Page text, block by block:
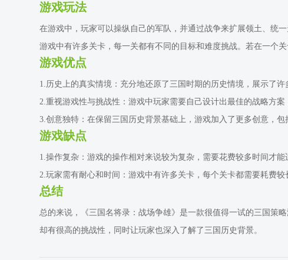
游戏玩法
在游戏中，玩家可以操纵自己的军队，并通过战争来扩展领土、统
游戏中有许多关卡，每一关都有不同的目标和难度挑战。若在一个
游戏优点
1.历史上的真实情境：充分地还原了三国时期的历史情境，展示了
2.重视游戏性与挑战性：游戏中玩家需要自己设计出最佳的战略方
3.创意独特：在保留三国历史背景基础上，游戏加入了更多创意，包
游戏缺点
1.操作复杂：游戏的操作相对来说较为复杂，需要花费较多时间才能
2.玩家需有耐心和时间：游戏中有许多关卡，每个关卡都需要耗费
总结
总的来说，《三国名将录：战场争雄》是一款很值得一试的三国策
却有很高的挑战性，同时让玩家也深入了解了三国历史背景。